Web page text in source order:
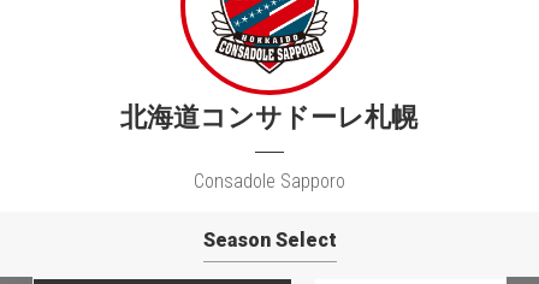
北海道コンサドーレ札幌
Consadole Sapporo
Season Select